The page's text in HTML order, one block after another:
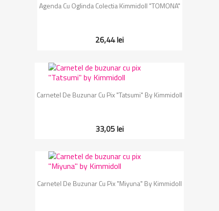
Agenda Cu Oglinda Colectia Kimmidoll "TOMONA"
26,44 lei
Carnetel De Buzunar Cu Pix "Tatsumi" By Kimmidoll
33,05 lei
Carnetel De Buzunar Cu Pix "Miyuna" By Kimmidoll